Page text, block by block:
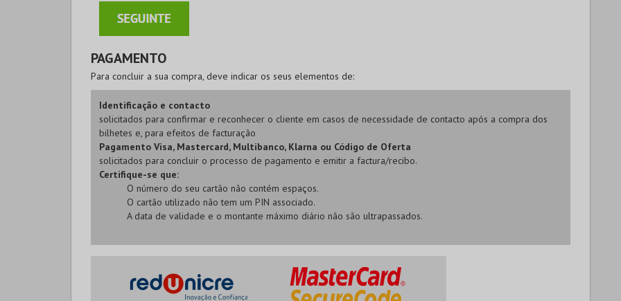
PAGAMENTO
Para concluir a sua compra, deve indicar os seus elementos de:
Identificação e contacto
solicitados para confirmar e reconhecer o cliente em casos de necessidade de contacto após a compra dos
bilhetes e, para efeitos de facturação
Pagamento Visa, Mastercard, Multibanco, Klarna ou Código de Oferta
solicitados para concluir o processo de pagamento e emitir a factura/recibo.
Certifique-se que:
O número do seu cartão não contém espaços.
O cartão utilizado não tem um PIN associado.
A data de validade e o montante máximo diário não são ultrapassados.